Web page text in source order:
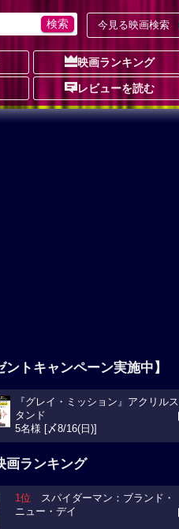
今見る映画検索
映画ランキング
レビューを読む
ントキャンペーン実施中】
『グレイ・ミッション』アクリルス
タンド
5名様 [〆8/16(日)]
画ランキング
1位 スパイダーマン：ブランド・
ニュー・デイ